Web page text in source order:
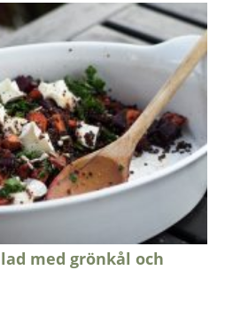
med grönkål och